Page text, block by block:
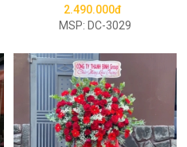
2.490.000đ
MSP: DC-3029